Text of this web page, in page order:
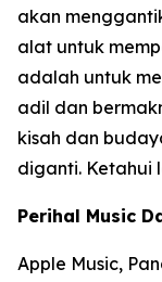
akan
alat untuk
adalah untuk
adil dan
kisah dan
diganti. Ketahui
Perihal Music
Apple Music,